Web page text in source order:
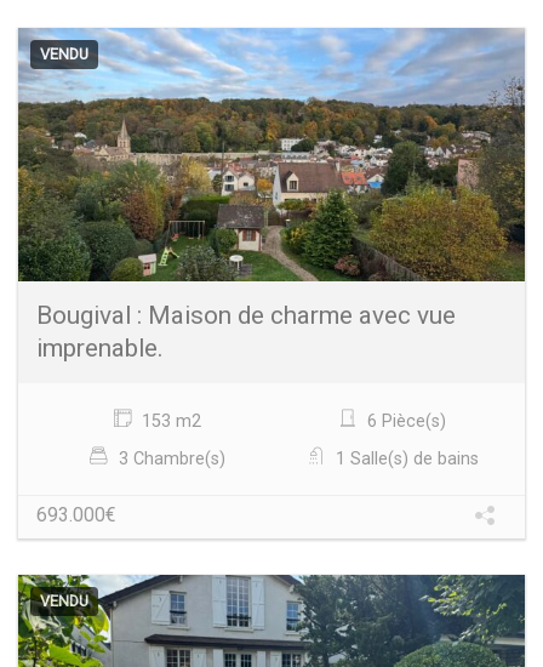
VENDU
Bougival : Maison de charme avec vue
imprenable.
153 m2
6 Pièce(s)
3 Chambre(s)
1 Salle(s) de bains
693.000€
VENDU